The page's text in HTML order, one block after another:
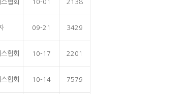
협회 10-01 2138
09-21 3429
협회 10-17 2201
협회 10-14 7579